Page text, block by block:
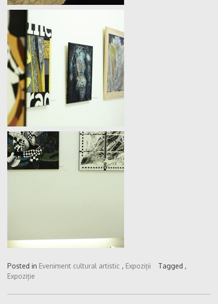
Posted in Eveniment cultural artistic , Expoziții
Tagged ,
Expoziție